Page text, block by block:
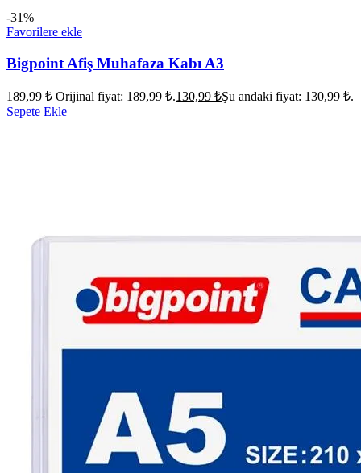
-31%
Favorilere ekle
Bigpoint Afiş Muhafaza Kabı A3
189,99₺ Orijinal fiyat: 189,99 ₺.130,99 ₺Şu andaki fiyat: 130,99 ₺.
Sepete Ekle